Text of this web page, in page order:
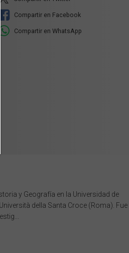
Compartir en Facebook
Compartir en WhatsApp
y Geografía en la Universidad de
della Santa Croce (Roma). Fue